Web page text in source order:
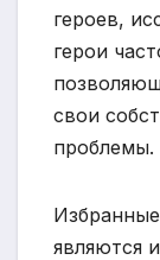
героев,
герои
свои
проблемы.
являются